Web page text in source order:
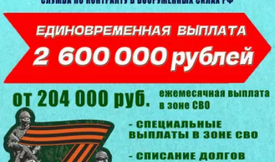
оператор линии
рамщики
аппаратчики термической обработки
подготовители пищевого сырья
специалисты
узкие специалисты
работники
администраторы
оператор БПЛА
стропальщики
маляры
сборщики выбивальщики
газорезчики
шихтовщики
плавильщики
электрогазосварщики
обрубщики
фрезеровщики